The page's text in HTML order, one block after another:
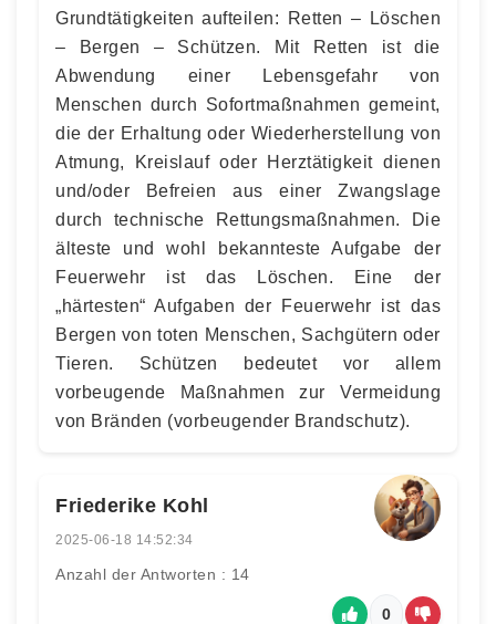
Grundtätigkeiten aufteilen: Retten – Löschen
– Bergen – Schützen. Mit Retten ist die
Abwendung einer Lebensgefahr von
Menschen durch Sofortmaßnahmen gemeint,
die der Erhaltung oder Wiederherstellung von
Atmung, Kreislauf oder Herztätigkeit dienen
und/oder Befreien aus einer Zwangslage
durch technische Rettungsmaßnahmen. Die
älteste und wohl bekannteste Aufgabe der
Feuerwehr ist das Löschen. Eine der
„härtesten“ Aufgaben der Feuerwehr ist das
Bergen von toten Menschen, Sachgütern oder
Tieren. Schützen bedeutet vor allem
vorbeugende Maßnahmen zur Vermeidung
von Bränden (vorbeugender Brandschutz).
Friederike Kohl
2025-06-18 14:52:34
Anzahl der Antworten : 14
0